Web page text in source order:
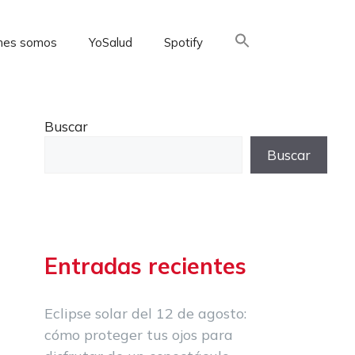
somos YoSalud Spotify
Buscar
Buscar
Entradas recientes
Eclipse solar del 12 de agosto:
cómo proteger tus ojos para